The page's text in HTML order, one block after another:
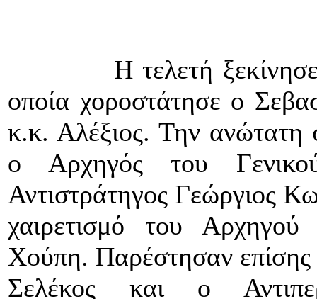
Η τελετή ξεκίνησε με
οποία χοροστάτησε ο
κ.κ. Αλέξιος. Την ανώτατη
ο Αρχηγός του
Αντιστράτηγος Γεώργιος
χαιρετισμό του
Χούπη. Παρέστησαν
Σελέκος και ο